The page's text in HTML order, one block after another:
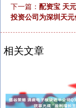
下一篇： 配资宝 天
投资公司为深圳天
相关文章